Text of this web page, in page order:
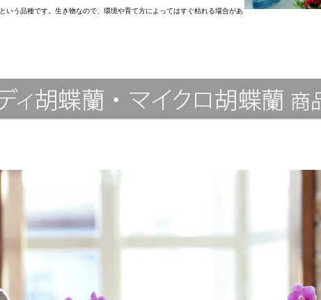
という品種です。生き物なので、環境や育て方によってはすぐ枯れる場合があ